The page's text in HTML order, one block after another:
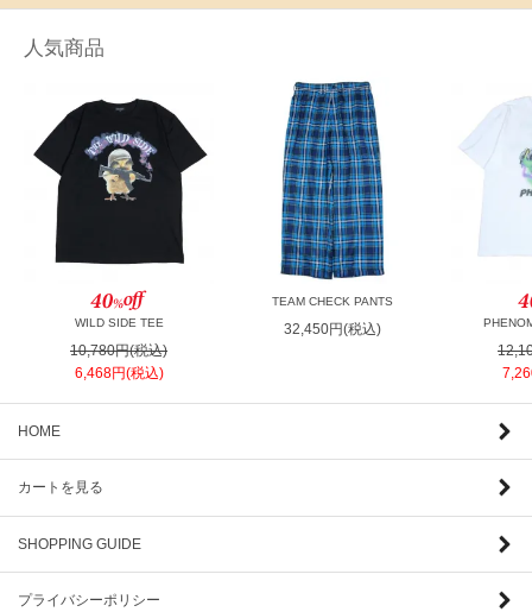
人気商品
WILD SIDE TEE
10,780円(税込)
6,468円(税込)
TEAM CHECK PANTS
32,450円(税込)
HOME
カートを見る
SHOPPING GUIDE
プライバシーポリシー